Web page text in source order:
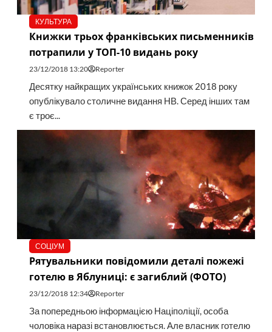
КУЛЬТУРА
Книжки трьох франківських письменників
потрапили у ТОП-10 видань року
23/12/2018 13:20 Reporter
Десятку найкращих українських книжок 2018 року
опублікувало столичне видання НВ. Серед інших там
є троє...
СОЦІУМ
Рятувальники повідомили деталі пожежі
готелю в Яблуниці: є загиблий (ФОТО)
23/12/2018 12:34 Reporter
За попередньою інформацією Націполіції, особа
чоловіка наразі встановлюється. Але власник готелю